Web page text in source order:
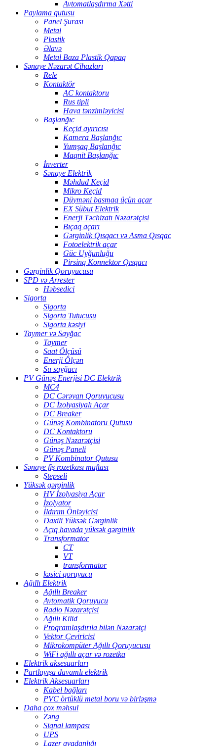
Avtomatlaşdırma Xətti
Paylama qutusu
Panel Şurası
Metal
Plastik
Əlavə
Metal Baza Plastik Qapaq
Sənaye Nəzarət Cihazları
Rele
Kontaktör
AC kontaktoru
Rus tipli
Hava tənzimləyicisi
Başlanğıc
Keçid ayırıcısı
Kamera Başlanğıc
Yumşaq Başlanğıc
Maqnit Başlanğıc
İnverter
Sənaye Elektrik
Məhdud Keçid
Mikro Keçid
Düyməni basmaq üçün açar
EX Sübut Elektrik
Enerji Təchizatı Nəzarətçisi
Bıçaq açarı
Gərginlik Qısqacı və Asma Qısqac
Fotoelektrik açar
Güc Uyğunluğu
Pirsinq Konnektor Qısqacı
Gərginlik Qoruyucusu
SPD və Arrester
Həbsedici
Sigorta
Sigorta
Sigorta Tutucusu
Sigorta kəsiyi
Taymer və Sayğac
Taymer
Saat Ölçüsü
Enerji Ölçən
Su sayğacı
PV Günəş Enerjisi DC Elektrik
MC4
DC Cərəyan Qoruyucusu
DC İzolyasiyalı Açar
DC Breaker
Günəş Kombinatoru Qutusu
DC Kontaktoru
Günəş Nəzarətçisi
Günəş Paneli
PV Kombinator Qutusu
Sənaye fiş rozetkası muftası
Ştepseli
Yüksək gərginlik
HV İzolyasiya Açar
İzolyator
İldırım Önləyicisi
Daxili Yüksək Gərginlik
Açıq havada yüksək gərginlik
Transformator
CT
VT
transformator
kəsici qoruyucu
Ağıllı Elektrik
Ağıllı Breaker
Avtomatik Qoruyucu
Radio Nəzarətçisi
Ağıllı Kilid
Proqramlaşdırıla bilən Nəzarətçi
Vektor Çeviricisi
Mikrokompüter Ağıllı Qoruyucusu
WiFi ağıllı açar və rozetka
Elektrik aksesuarları
Partlayışa davamlı elektrik
Elektrik Aksesuarları
Kabel bağları
PVC örtüklü metal boru və birləşmə
Daha çox məhsul
Zəng
Siqnal lampası
UPS
Lazer avadanlığı